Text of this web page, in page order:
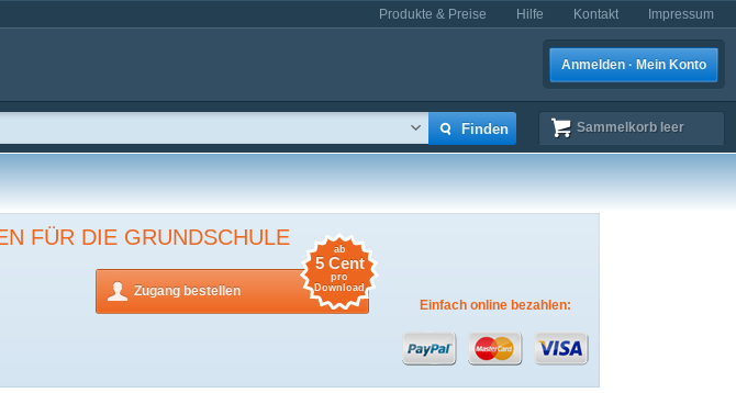
Produkte & Preise Hilfe Kontakt Impressum
Anmelden · Mein Konto
Sammelkorb leer
FÜR DIE GRUNDSCHULE
Zugang bestellen
ab
5 Cent
pro
Download
Einfach online bezahlen: